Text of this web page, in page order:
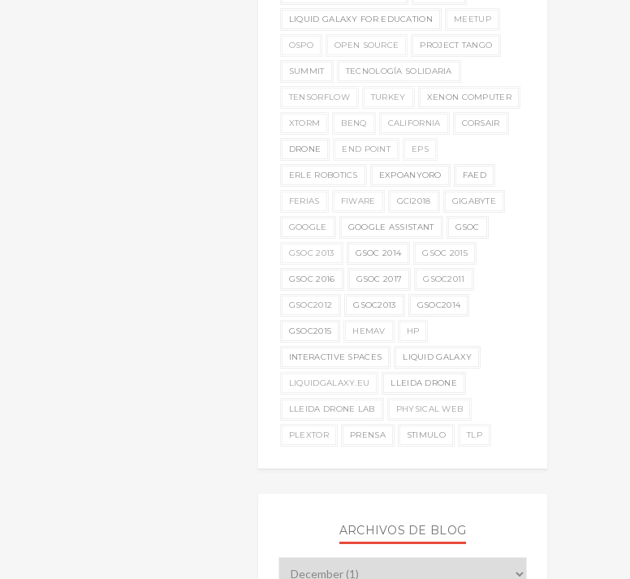
LIQUID GALAXY FOR EDUCATION MEETUP
OSPO OPEN SOURCE PROJECT TANGO
SUMMIT TECNOLOGÍA SOLIDARIA
TENSORFLOW TURKEY XENON COMPUTER
XTORM BENQ CALIFORNIA CORSAIR
DRONE END POINT EPS
ERLE ROBOTICS EXPOANYORO FAED
FERIAS FIWARE GCI2018 GIGABYTE
GOOGLE GOOGLE ASSISTANT GSOC
GSOC 2013 GSOC 2014 GSOC 2015
GSOC 2016 GSOC 2017 GSOC2011
GSOC2012 GSOC2013 GSOC2014
GSOC2015 HEMAV HP
INTERACTIVE SPACES LIQUID GALAXY
LIQUIDGALAXY.EU LLEIDA DRONE
LLEIDA DRONE LAB PHYSICAL WEB
PLEXTOR PRENSA STIMULO TLP
ARCHIVOS DE BLOG